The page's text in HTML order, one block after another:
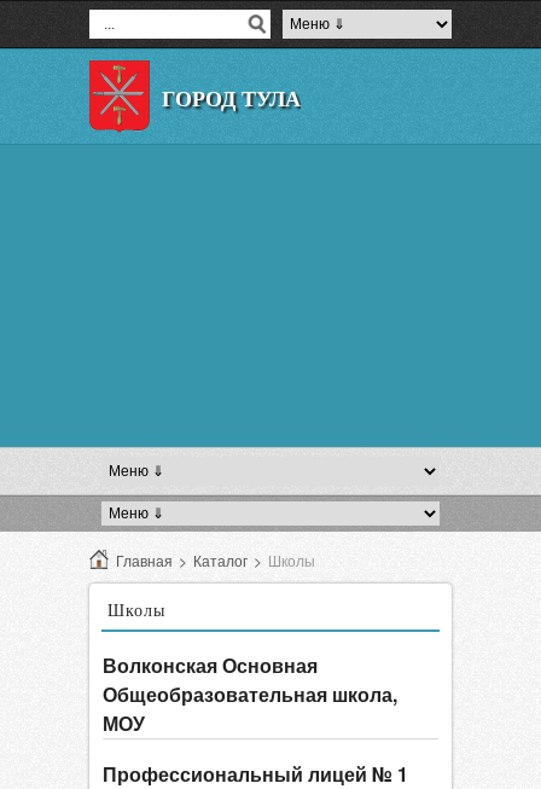
ГОРОД ТУЛА
Главная > Каталог > Школы
Школы
Волконская Основная
Общеобразовательная школа,
МОУ
Профессиональный лицей № 1